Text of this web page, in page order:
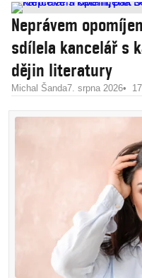
Neprávem
sdílela kancelář s
dějin literatury
Michal Šanda7. srpna 2026